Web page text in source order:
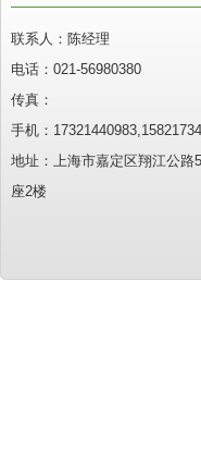
联系人：陈经理
电话：021-56980380
传真：
手机：
地址：上海市嘉定区翔江公路
座2楼